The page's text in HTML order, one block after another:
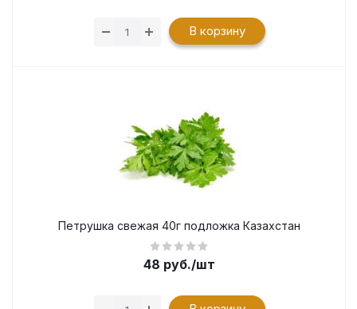
В корзину
Петрушка свежая 40г подложка Казахстан
48 руб./шт